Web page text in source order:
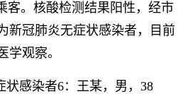
客。核酸检测结果阳性，经市
新冠肺炎无症状感染者，目前
学观察。
感染者6：王某，男，38